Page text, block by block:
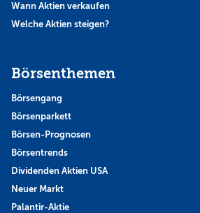
Wann Aktien verkaufen
Welche Aktien steigen?
Börsenthemen
Börsengang
Börsenparkett
Börsen-Prognosen
Börsentrends
Dividenden Aktien USA
Neuer Markt
Palantir-Aktie